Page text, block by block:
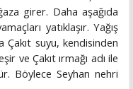
girer. Daha aşağıda
yatıklaşır. Yağış
Çakıt suyu, kendisinden
ve Çakıt ırmağı adı ile
Böylece Seyhan nehri